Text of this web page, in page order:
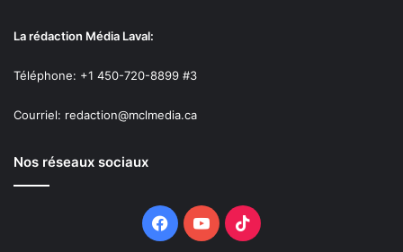
La rédaction Média Laval:
Téléphone: +1 450-720-8899 #3
Courriel: redaction@mclmedia.ca
Nos réseaux sociaux
Facebook
YouTubeTikTok